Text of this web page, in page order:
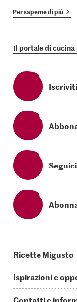
Per saperne di più
Il portale di cucina
Ricette Migusto
Oggi cucino
Ispirazioni e
Contatti e